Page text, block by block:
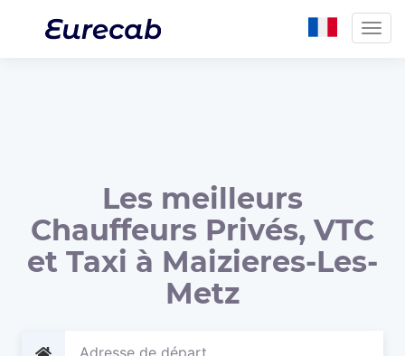
Les meilleurs
Chauffeurs Privés, VTC
et Taxi à Maizieres-Les-
Metz